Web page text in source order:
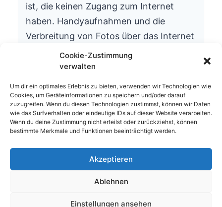
Cookie-Zustimmung
verwalten
Um dir ein optimales Erlebnis zu bieten, verwenden wir Technologien wie
Cookies, um Geräteinformationen zu speichern und/oder darauf
zuzugreifen. Wenn du diesen Technologien zustimmst, können wir Daten
wie das Surfverhalten oder eindeutige IDs auf dieser Website verarbeiten.
Wenn du deine Zustimmung nicht erteilst oder zurückziehst, können
bestimmte Merkmale und Funktionen beeinträchtigt werden.
Akzeptieren
Ablehnen
Einstellungen ansehen
ist, die keinen Zugang zum Internet
haben. Handyaufnahmen und die
Verbreitung von Fotos über das Internet
ist aus datenschutzrechtlichen Gründen
nicht gestattet.
Wir bitten um Ihr Verständnis.
Die Schulleitung